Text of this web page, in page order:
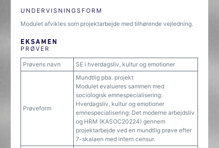
UNDERVISNINGSFORM
Modulet afvikles som projektarbejde med tilhørende vejledning.
EKSAMEN
PRØVER
Prøvens navn SE i hverdagsliv, kultur og emotioner
Prøveform
Mundtlig pba. projekt
Modulet evalueres sammen med
sociologisk emnespecialisering:
Hverdagsliv, kultur og emotioner
emnespecialisering: Det moderne arbejdsliv
og HRM (KASOC20224) gennem
projektarbejde ved en mundtlig prøve efter
7-skalaen med intern censur.